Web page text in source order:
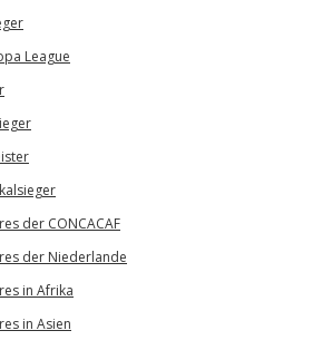
League
der CONCACAF
der Niederlande
in Afrika
in Asien